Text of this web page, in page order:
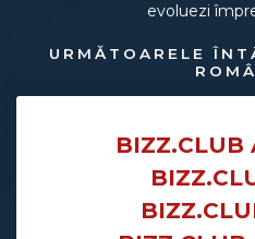
evoluezi
URMĂTOARELE
BIZZ.CLUB